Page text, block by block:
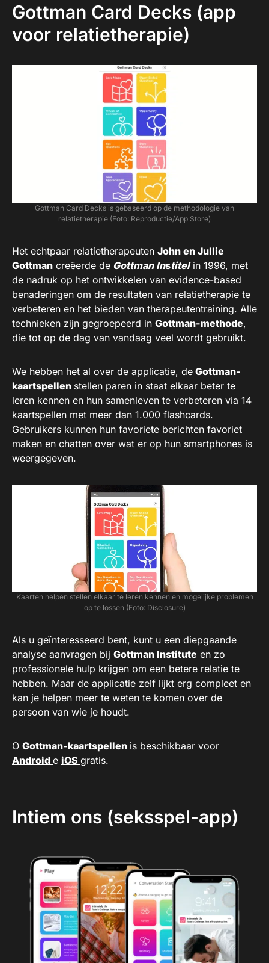
Gottman Card Decks (app
voor relatietherapie)
Gottman Card Decks is gebaseerd op de methodologie van
relatietherapie (Foto: Reproductie/App Store)
Het echtpaar relatietherapeuten John en Jullie
Gottman creëerde de Gottman Institelin 1996, met
de nadruk op het ontwikkelen van evidence-based
benaderingen om de resultaten van relatietherapie te
verbeteren en het bieden van therapeutentraining. Alle
technieken zijn gegroepeerd in Gottman-methode,
die tot op de dag van vandaag veel wordt gebruikt.
We hebben het al over de applicatie, de Gottman-
kaartspellen stellen paren in staat elkaar beter te
leren kennen en hun samenleven te verbeteren via 14
kaartspellen met meer dan 1.000 flashcards.
Gebruikers kunnen hun favoriete berichten favoriet
maken en chatten over wat er op hun smartphones is
weergegeven.
Kaarten helpen stellen elkaar te leren kennen en mogelijke problemen
op te lossen (Foto: Disclosure)
Als u geïnteresseerd bent, kunt u een diepgaande
analyse aanvragen bij Gottman Institute en zo
professionele hulp krijgen om een ​​betere relatie te
hebben. Maar de applicatie zelf lijkt erg compleet en
kan je helpen meer te weten te komen over de
persoon van wie je houdt.
O Gottman-kaartspellen is beschikbaar voor
Android e iOS gratis.
Intiem ons (seksspel-app)